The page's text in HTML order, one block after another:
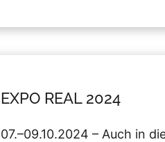
EXPO REAL 2024
07.–09.10.2024 – Auch in